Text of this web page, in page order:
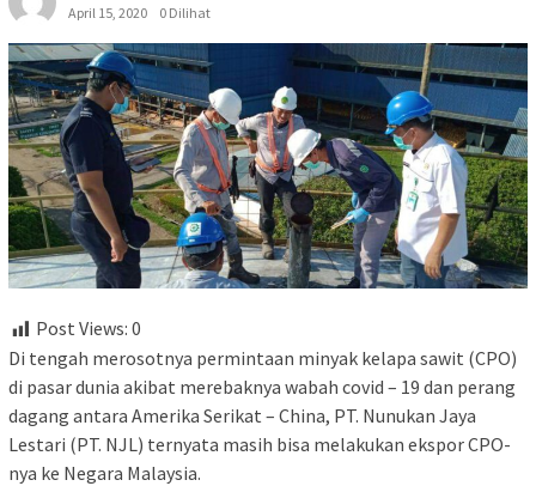
April 15, 2020
0 Dilihat
Post Views: 0
Di tengah merosotnya permintaan minyak kelapa sawit (CPO)
di pasar dunia akibat merebaknya wabah covid – 19 dan perang
dagang antara Amerika Serikat – China, PT. Nunukan Jaya
Lestari (PT. NJL) ternyata masih bisa melakukan ekspor CPO-
nya ke Negara Malaysia.